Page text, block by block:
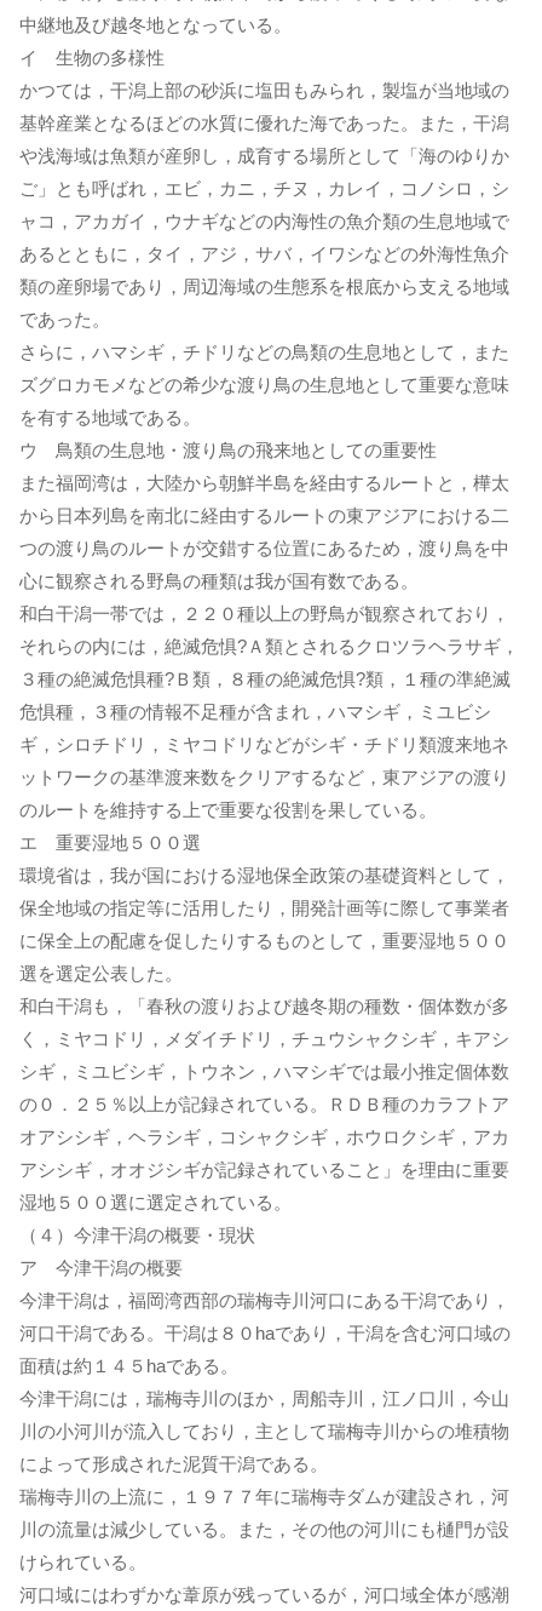
中継地及び越冬地となっている。
イ 生物の多様性
かつては，干潟上部の砂浜に塩田もみられ，製塩が当地域の
基幹産業となるほどの水質に優れた海であった。また，干潟
や浅海域は魚類が産卵し，成育する場所として「海のゆりか
ご」とも呼ばれ，エビ，カニ，チヌ，カレイ，コノシロ，シ
ャコ，アカガイ，ウナギなどの内海性の魚介類の生息地域で
あるとともに，タイ，アジ，サバ，イワシなどの外海性魚介
類の産卵場であり，周辺海域の生態系を根底から支える地域
であった。
さらに，ハマシギ，チドリなどの鳥類の生息地として，また
ズグロカモメなどの希少な渡り鳥の生息地として重要な意味
を有する地域である。
ウ 鳥類の生息地・渡り鳥の飛来地としての重要性
また福岡湾は，大陸から朝鮮半島を経由するルートと，樺太
から日本列島を南北に経由するルートの東アジアにおける二
つの渡り鳥のルートが交錯する位置にあるため，渡り鳥を中
心に観察される野鳥の種類は我が国有数である。
和白干潟一帯では，２２０種以上の野鳥が観察されており，
それらの内には，絶滅危惧?Ａ類とされるクロツラヘラサギ，
３種の絶滅危惧種?Ｂ類，８種の絶滅危惧?類，１種の準絶滅
危惧種，３種の情報不足種が含まれ，ハマシギ，ミユビシ
ギ，シロチドリ，ミヤコドリなどがシギ・チドリ類渡来地ネ
ットワークの基準渡来数をクリアするなど，東アジアの渡り
のルートを維持する上で重要な役割を果している。
エ 重要湿地５００選
環境省は，我が国における湿地保全政策の基礎資料として，
保全地域の指定等に活用したり，開発計画等に際して事業者
に保全上の配慮を促したりするものとして，重要湿地５００
選を選定公表した。
和白干潟も，「春秋の渡りおよび越冬期の種数・個体数が多
く，ミヤコドリ，メダイチドリ，チュウシャクシギ，キアシ
シギ，ミユビシギ，トウネン，ハマシギでは最小推定個体数
の０．２５％以上が記録されている。ＲＤＢ種のカラフトア
オアシシギ，ヘラシギ，コシャクシギ，ホウロクシギ，アカ
アシシギ，オオジシギが記録されていること」を理由に重要
湿地５００選に選定されている。
（４）今津干潟の概要・現状
ア 今津干潟の概要
今津干潟は，福岡湾西部の瑞梅寺川河口にある干潟であり，
河口干潟である。干潟は８０haであり，干潟を含む河口域の
面積は約１４５haである。
今津干潟には，瑞梅寺川のほか，周船寺川，江ノ口川，今山
川の小河川が流入しており，主として瑞梅寺川からの堆積物
によって形成された泥質干潟である。
瑞梅寺川の上流に，１９７７年に瑞梅寺ダムが建設され，河
川の流量は減少している。また，その他の河川にも樋門が設
けられている。
河口域にはわずかな葦原が残っているが，河口域全体が感潮